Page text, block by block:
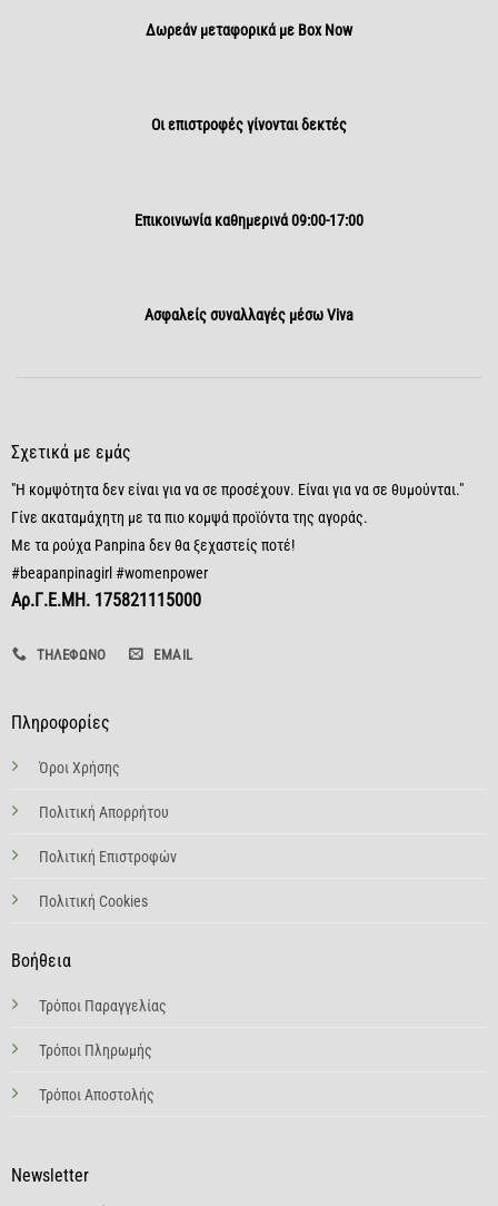
Δωρεάν μεταφορικά με Box Now
Οι επιστροφές γίνονται δεκτές
Επικοινωνία καθημερινά 09:00-17:00
Aσφαλείς συναλλαγές μέσω Viva
Σχετικά με εμάς
"Η κομψότητα δεν είναι για να σε προσέχουν. Είναι για να σε θυμούνται."
Γίνε ακαταμάχητη με τα πιο κομψά προϊόντα της αγοράς.
Με τα ρούχα Panpina δεν θα ξεχαστείς ποτέ!
#beapanpinagirl #womenpower
Αρ.Γ.Ε.ΜΗ. 175821115000
ΤΗΛΈΦΩΝΟ EMAIL
Πληροφορίες
Όροι Χρήσης
Πολιτική Απορρήτου
Πολιτική Επιστροφών
Πολιτική Cookies
Βοήθεια
Τρόποι Παραγγελίας
Τρόποι Πληρωμής
Τρόποι Αποστολής
Newsletter